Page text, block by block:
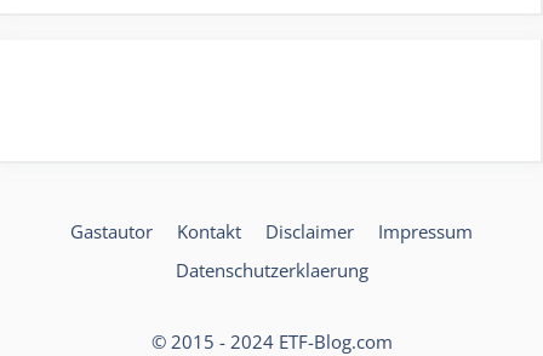
Gastautor Kontakt Disclaimer
Impressum
Datenschutzerklaerung
© 2015 - 2024 ETF-Blog.com